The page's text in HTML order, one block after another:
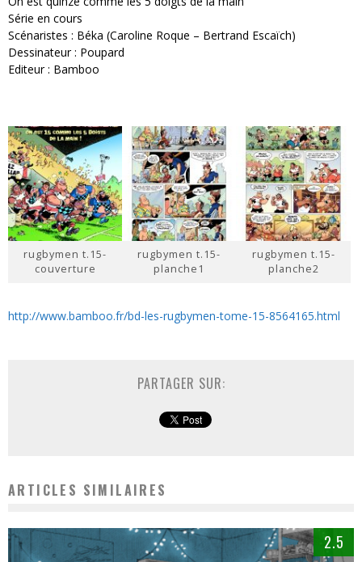
Série en cours
Scénaristes : Béka (Caroline Roque – Bertrand Escaïch)
Dessinateur : Poupard
Editeur : Bamboo
rugbymen t.15-
couverture
rugbymen t.15-
planche1
rugbymen t.15-
planche2
http://www.bamboo.fr/bd-les-rugbymen-tome-15-8564165.html
PARTAGER SUR:
ARTICLES SIMILAIRES
2.5